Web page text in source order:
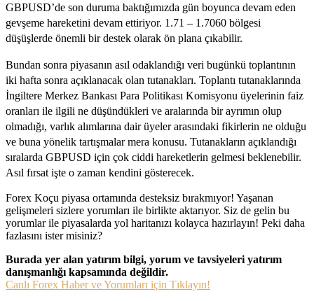
GBPUSD’de son duruma baktığımızda gün boyunca devam eden
gevşeme hareketini devam ettiriyor. 1.71 – 1.7060 bölgesi
düşüşlerde önemli bir destek olarak ön plana çıkabilir.
Bundan sonra piyasanın asıl odaklandığı veri bugünkü toplantının
iki hafta sonra açıklanacak olan tutanakları. Toplantı tutanaklarında
İngiltere Merkez Bankası Para Politikası Komisyonu üyelerinin faiz
oranları ile ilgili ne düşündükleri ve aralarında bir ayrımın olup
olmadığı, varlık alımlarına dair üyeler arasındaki fikirlerin ne olduğu
ve buna yönelik tartışmalar mera konusu. Tutanakların açıklandığı
sıralarda GBPUSD için çok ciddi hareketlerin gelmesi beklenebilir.
Asıl fırsat işte o zaman kendini gösterecek.
Forex Koçu piyasa ortamında desteksiz bırakmıyor! Yaşanan
gelişmeleri sizlere yorumları ile birlikte aktarıyor. Siz de gelin bu
yorumlar ile piyasalarda yol haritanızı kolayca hazırlayın! Peki daha
fazlasını ister misiniz?
Burada yer alan yatırım bilgi, yorum ve tavsiyeleri yatırım
danışmanlığı kapsamında değildir.
Canlı Forex Haber ve Yorumları için Tıklayın!